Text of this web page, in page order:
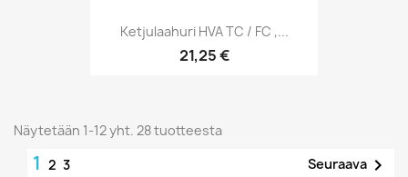
Ketjulaahuri HVA TC / FC ,...
21,25 €
Näytetään 1-12 yht. 28 tuotteesta
1 2 3 Seuraava 